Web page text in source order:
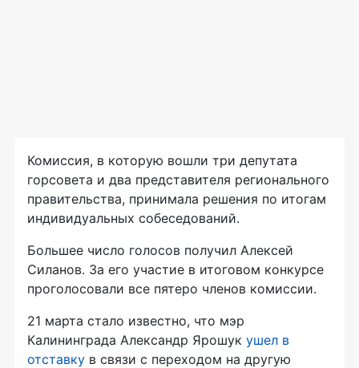
Комиссия, в которую вошли три депутата
горсовета и два представителя регионального
правительства, принимала решения по итогам
индивидуальных собеседований.
Большее число голосов получил Алексей
Силанов. За его участие в итоговом конкурсе
проголосовали все пятеро членов комиссии.
21 марта стало известно, что мэр
Калининграда Александр Ярошук ушел в
отставку в связи с переходом на другую